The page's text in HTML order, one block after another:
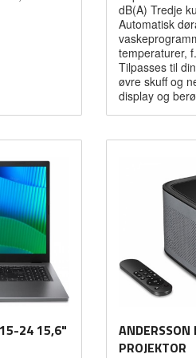
dB(A) Tredje
Automatisk
temperaturer,
Tilpasses til
øvre skuff og
display og
24 15,6"
PROJEKTOR